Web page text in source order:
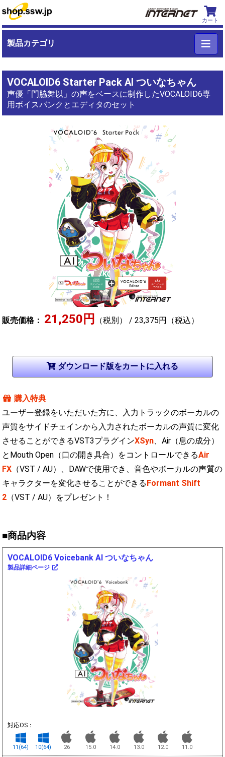
カート
製品カテゴリ
VOCALOID6 Starter Pack AI ついなちゃん
声優「門脇舞以」の声をベースに制作したVOCALOID6専
用ボイスバンクとエディタのセット
販売価格： 21,250円 （税別） / 23,375円（税込）
購入特典
ユーザー登録をいただいた方に、入力トラックのボーカルの
声質をサイドチェインから入力されたボーカルの声質に変化
させることができるVST3プラグインXSyn、Air（息の成分）
とMouth Open（口の開き具合）をコントロールできるAir
FX （VST / AU）、DAWで使用でき、音色やボーカルの声質の
キャラクターを変化させることができるFormant Shift
2 （VST / AU）をプレゼント！
■商品内容
VOCALOID6 Voicebank AI ついなちゃん
製品詳細ページ
対応OS：
11(64) 10(64) 26 15.0 14.0 13.0 12.0 11.0